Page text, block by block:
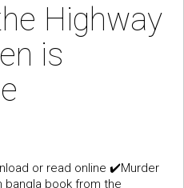
Highway
is
or read online ✔️Murder
bangla book from the